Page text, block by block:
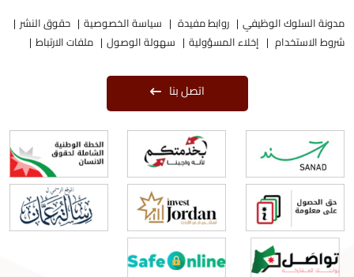
مدونة السلوك الوظيفي روابط مفيدة سياسة الخصوصية
حقوق النشر
شروط الاستخدام
إخلاء المسؤولية سهولة الوصول ملفات الارتباط
اتصل بنا